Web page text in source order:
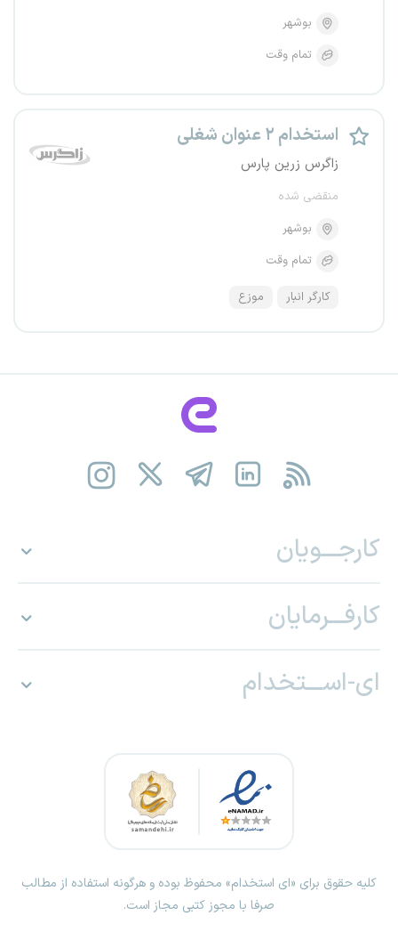
بوشهر
تمام وقت
استخدام ۲ عنوان شغلی
زاگرس زرین پارس
منقضی شده
بوشهر
تمام وقت
کارگر انبار موزع
کارجـــویان
کارفـــرمایان
ای-اســـتخدام
کلیه حقوق برای «ای استخدام» محفوظ بوده و هرگونه استفاده از مطالب
صرفا با مجوز کتبی مجاز است.